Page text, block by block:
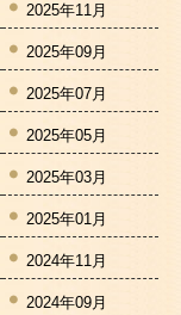
2025年11月
2025年09月
2025年07月
2025年05月
2025年03月
2025年01月
2024年11月
2024年09月